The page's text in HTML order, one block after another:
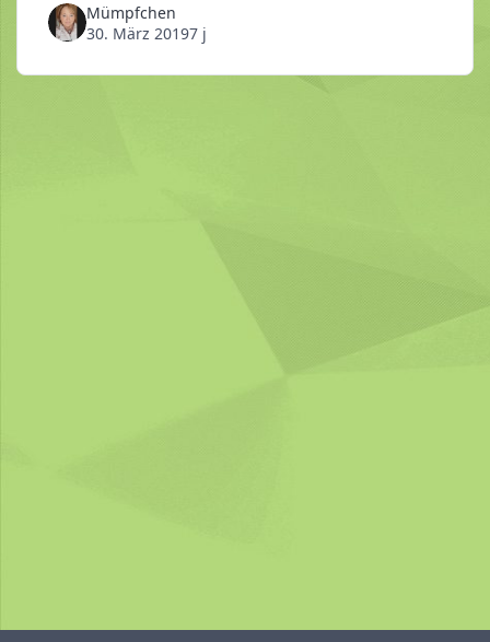
Mümpfchen
30. März 20197 j